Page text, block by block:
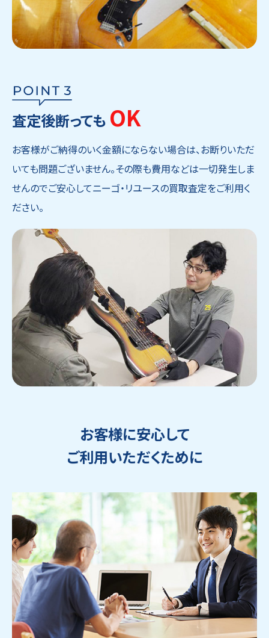
ウェブから1分
かんたん査定見積
フリーダイヤル
0120-1212-25
査定後断っても OK
お客様がご納得のいく金額にならない場合は、お断りいただ
いても問題ございません。その際も費用などは一切発生しま
せんのでご安心してニーゴ・リユースの買取査定をご利用く
ださい。
お客様に安心して
ご利用いただくために